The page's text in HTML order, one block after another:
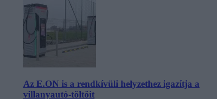
Az E.ON is a rendkívüli helyzethez igazítja a
villanyautó-töltőit